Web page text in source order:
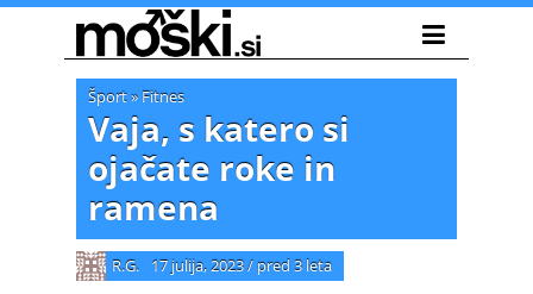
Šport» Fitnes
Vaja, s katero si
ojačate roke in
ramena
R.G. 17 julija, 2023/ pred 3 leta